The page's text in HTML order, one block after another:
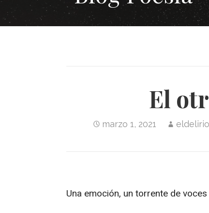
El
marzo 1, 2021
Una emoción, un torrente de